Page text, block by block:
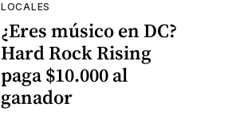
LOCALES
¿Eres músico en DC?
Hard Rock Rising
paga $10.000 al
ganador